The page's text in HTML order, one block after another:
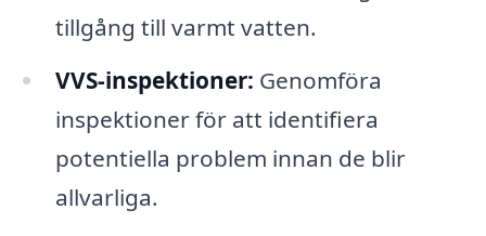
tillgång till varmt vatten.
VVS-inspektioner: Genomföra
inspektioner för att identifiera
potentiella problem innan de blir
allvarliga.